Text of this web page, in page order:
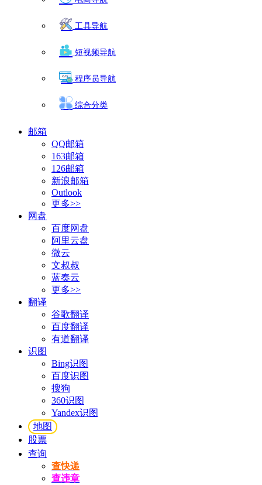
工具导航
短视频导航
程序员导航
综合分类
邮箱
QQ邮箱
163邮箱
126邮箱
新浪邮箱
Outlook
更多>>
网盘
百度网盘
阿里云盘
微云
文叔叔
蓝奏云
更多>>
翻译
谷歌翻译
百度翻译
有道翻译
识图
Bing识图
百度识图
搜狗
360识图
Yandex识图
地图
股票
查询
查快递
查违章